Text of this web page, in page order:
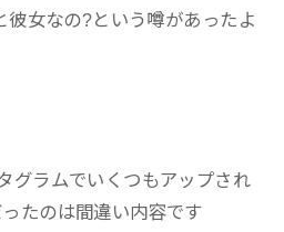
女なの?という噂があったよ
グラムでいくつもアップされ
たのは間違い内容です